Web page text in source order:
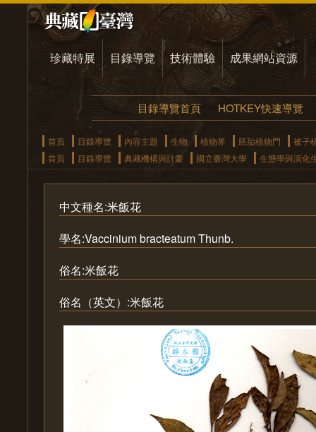
珍藏特展 目錄導覽 技術體驗 成果網站資源
目錄導覽首頁 HOTKEY快速導覽
首頁 目錄導覽 內容主題 生物 植物界 胚胎植物門
被子
首頁
目錄導覽 典藏機構與計畫 國立臺灣大學 生態學與演化
中文種名:米飯花
學名:Vaccinium bracteatum Thunb.
俗名:米飯花
俗名（英文）:米飯花